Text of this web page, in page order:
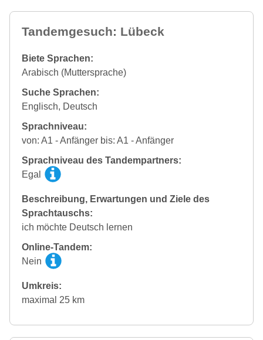
Tandemgesuch: Lübeck
Biete Sprachen:
Arabisch (Muttersprache)
Suche Sprachen:
Englisch, Deutsch
Sprachniveau:
von: A1 - Anfänger bis: A1 - Anfänger
Sprachniveau des Tandempartners:
Egal
Beschreibung, Erwartungen und Ziele des
Sprachtauschs:
ich möchte Deutsch lernen
Online-Tandem:
Nein
Umkreis:
maximal 25 km